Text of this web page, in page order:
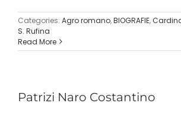
Categories: Agro romano,BIOGRAFIE,
S. Rufina
Read More
Patrizi Naro Costantino